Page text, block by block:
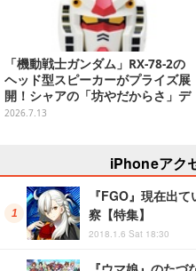
「機動戦士ガンダム」RX-78-2の
ヘッド型スピーカーがプライズ展
開！シャアの「坊やだからさ」デ
ザインなどオシャレなグラス3種
2026.7.13
iPhoneアク
『FGO』現在出
察【特集】
2018.1.6 Sat 18:30
『ウマ娘』のたづ